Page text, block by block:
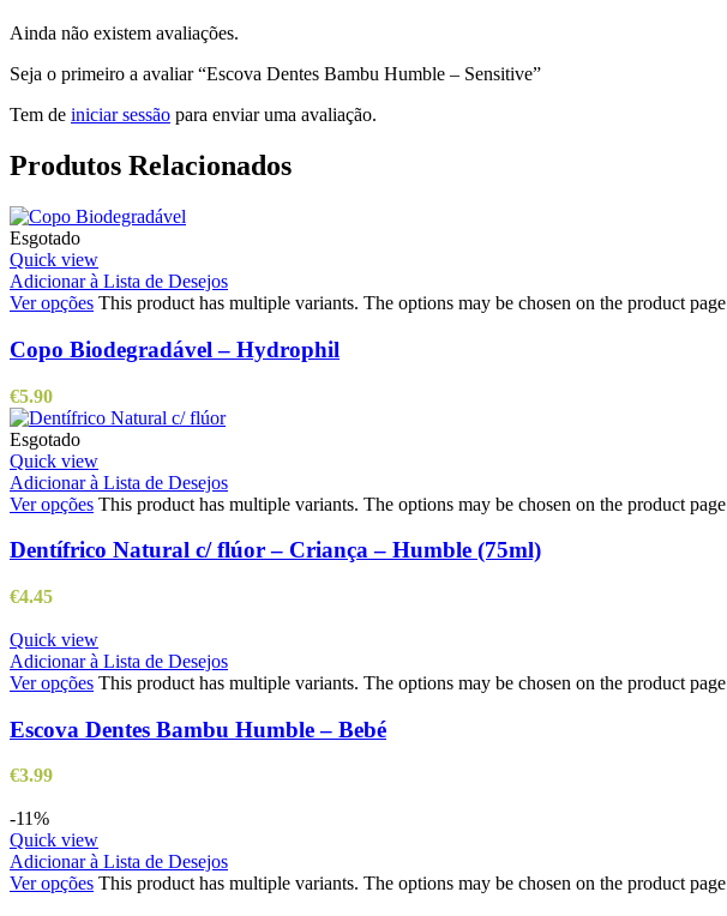
Ainda não existem avaliações.
Seja o primeiro a avaliar “Escova Dentes Bambu Humble – Sensitive”
Tem de iniciar sessão para enviar uma avaliação.
Produtos Relacionados
Esgotado
Quick view
Adicionar à Lista de Desejos
Ver opções This product has multiple variants. The options may be chosen on the product page
Copo Biodegradável – Hydrophil
€5.90
Esgotado
Quick view
Adicionar à Lista de Desejos
Ver opções This product has multiple variants. The options may be chosen on the product page
Dentífrico Natural c/ flúor – Criança – Humble (75ml)
€4.45
Quick view
Adicionar à Lista de Desejos
Ver opções This product has multiple variants. The options may be chosen on the product page
Escova Dentes Bambu Humble – Bebé
€3.99
-11%
Quick view
Adicionar à Lista de Desejos
Ver opções This product has multiple variants. The options may be chosen on the product page